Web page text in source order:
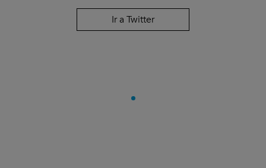
Ir a Twitter